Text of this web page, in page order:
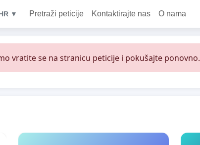
▼ Pretraži peticije Kontaktirajte nas O nama
vratite se na stranicu peticije i pokušajte ponovno.